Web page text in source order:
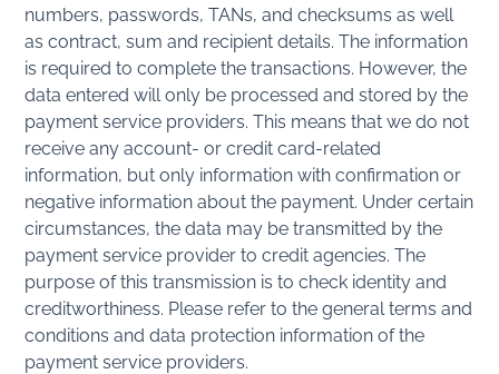
numbers, passwords, TANs, and checksums as well
as contract, sum and recipient details. The information
is required to complete the transactions. However, the
data entered will only be processed and stored by the
payment service providers. This means that we do not
receive any account- or credit card-related
information, but only information with confirmation or
negative information about the payment. Under certain
circumstances, the data may be transmitted by the
payment service provider to credit agencies. The
purpose of this transmission is to check identity and
creditworthiness. Please refer to the general terms and
conditions and data protection information of the
payment service providers.